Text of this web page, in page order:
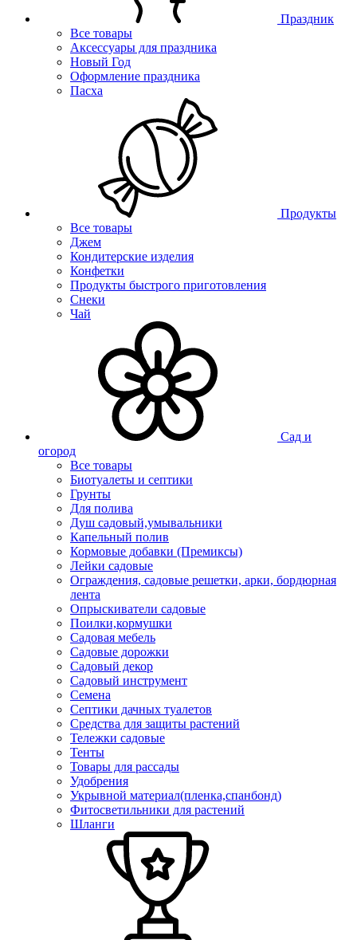
Праздник
Все товары
Аксессуары для праздника
Новый Год
Оформление праздника
Пасха
Продукты
Все товары
Джем
Кондитерские изделия
Конфетки
Продукты быстрого приготовления
Снеки
Чай
Сад и
огород
Все товары
Биотуалеты и септики
Грунты
Для полива
Душ садовый,умывальники
Капельный полив
Кормовые добавки (Премиксы)
Лейки садовые
Ограждения, садовые решетки, арки, бордюрная
лента
Опрыскиватели садовые
Поилки,кормушки
Садовая мебель
Садовые дорожки
Садовый декор
Садовый инструмент
Семена
Септики дачных туалетов
Средства для защиты растений
Тележки садовые
Тенты
Товары для рассады
Удобрения
Укрывной материал(пленка,спанбонд)
Фитосветильники для растений
Шланги